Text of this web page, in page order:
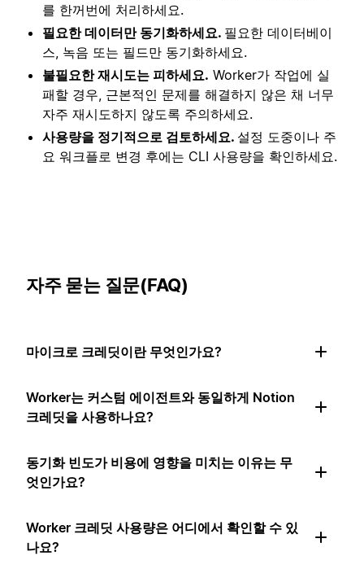
를 한꺼번에 처리하세요.
필요한 데이터만 동기화하세요. 필요한 데이터베이
스, 녹음 또는 필드만 동기화하세요.
불필요한 재시도는 피하세요. Worker가 작업에 실
패할 경우, 근본적인 문제를 해결하지 않은 채 너무
자주 재시도하지 않도록 주의하세요.
사용량을 정기적으로 검토하세요. 설정 도중이나 주
요 워크플로 변경 후에는 CLI 사용량을 확인하세요.
자주 묻는 질문(FAQ)
마이크로 크레딧이란 무엇인가요?
Worker는 커스텀 에이전트와 동일하게 Notion
크레딧을 사용하나요?
동기화 빈도가 비용에 영향을 미치는 이유는 무
엇인가요?
Worker 크레딧 사용량은 어디에서 확인할 수 있
나요?